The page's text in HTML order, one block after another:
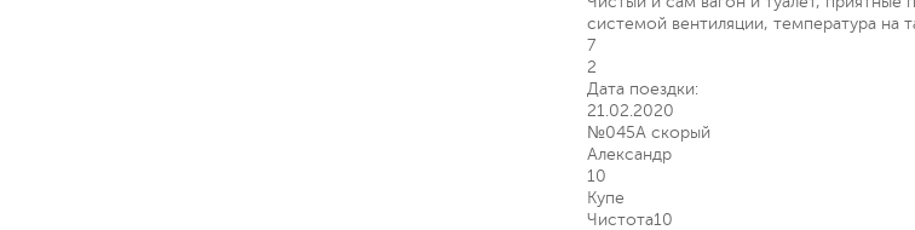
системой вентиляции, температура на
7
2
Дата поездки:
21.02.2020
№045А скорый
Александр
10
Купе
Чистота10